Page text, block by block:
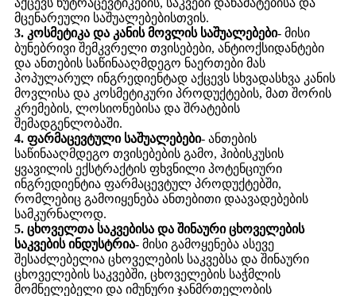
მცენარეული საშუალებებისთვის.
3. კოსმეტიკა და კანის მოვლის საშუალებები- მისი
ბუნებრივი შემკვრელი თვისებები, ანტიოქსიდანტები
და ანთების საწინააღმდეგო ნაერთები მას
პოპულარულ ინგრედიენტად აქცევს სხვადასხვა კანის
მოვლისა და კოსმეტიკური პროდუქტების, მათ შორის
კრემების, ლოსიონებისა და შრატების
შემადგენლობაში.
4. ფარმაცევტული საშუალებები- ანთების
საწინააღმდეგო თვისებების გამო, ჰიბისკუსის
ყვავილის ექსტრაქტის ფხვნილი პოტენციური
ინგრედიენტია ფარმაცევტულ პროდუქტებში,
რომლებიც გამოიყენება ანთებითი დაავადებების
სამკურნალოდ.
5. ცხოველთა საკვებისა და შინაური ცხოველების
საკვების ინდუსტრია- მისი გამოყენება ასევე
შესაძლებელია ცხოველების საკვებსა და შინაური
ცხოველების საკვებში, ცხოველების საჭმლის
მომნელებელი და იმუნური ჯანმრთელობის